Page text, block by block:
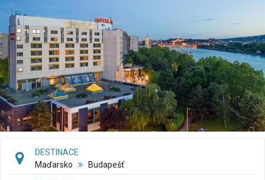
DESTINACE
Maďarsko
Budapešť